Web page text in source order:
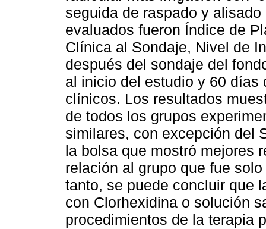
seguida de raspado y
evaluados fueron Índice de
Clínica al Sondaje, Nivel de
después del sondaje del
al inicio del estudio y 60 días
clínicos. Los resultados
de todos los grupos
similares, con excepción del
la bolsa que mostró mejores
relación al grupo que fue
tanto, se puede concluir que
con Clorhexidina o solución
procedimientos de la terapia